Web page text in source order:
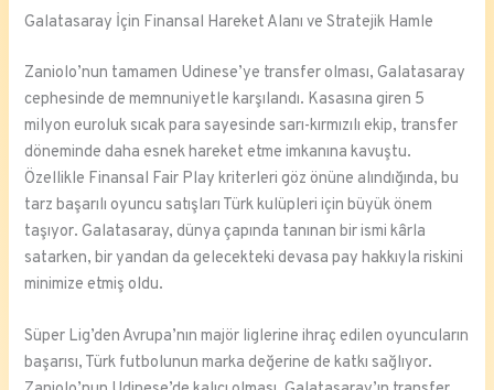
Galatasaray İçin Finansal Hareket Alanı ve Stratejik Hamle
Zaniolo’nun tamamen Udinese’ye transfer olması, Galatasaray
cephesinde de memnuniyetle karşılandı. Kasasına giren 5
milyon euroluk sıcak para sayesinde sarı-kırmızılı ekip, transfer
döneminde daha esnek hareket etme imkanına kavuştu.
Özellikle Finansal Fair Play kriterleri göz önüne alındığında, bu
tarz başarılı oyuncu satışları Türk kulüpleri için büyük önem
taşıyor. Galatasaray, dünya çapında tanınan bir ismi kârla
satarken, bir yandan da gelecekteki devasa pay hakkıyla riskini
minimize etmiş oldu.
Süper Lig’den Avrupa’nın majör liglerine ihraç edilen oyuncuların
başarısı, Türk futbolunun marka değerine de katkı sağlıyor.